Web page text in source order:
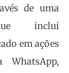
de uma
inclui
em ações
WhatsApp,